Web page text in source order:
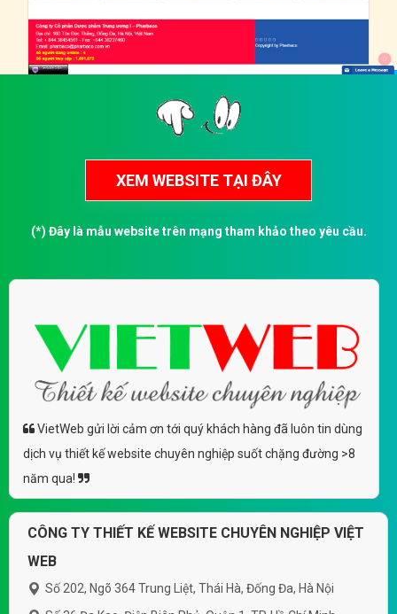
(*) Đây là mẫu website trên mạng tham khảo theo yêu cầu.
VietWeb gửi lời cảm ơn tới quý khách hàng đã luôn tin dùng
dịch vụ thiết kế website chuyên nghiệp suốt chặng đường >8
năm qua!
CÔNG TY THIẾT KẾ WEBSITE CHUYÊN NGHIỆP VIỆT
WEB
Số 202, Ngõ 364 Trung Liệt, Thái Hà, Đống Đa, Hà Nội